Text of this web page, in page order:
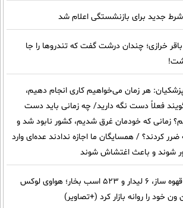
شرط جدید برای بازنشستگی اعلام شد
باقر خرازی؛ چندان درشت گفت که تندروها را جا
هر زمان می‌خواهیم کاری انجام دهیم،
فعلاً دست نگه دارید/ چه زمانی باید دست
زمانی که خودمان غرق شدیم، کشور نابود شد و
کردند؟ / همسایگان ما اجازه ندادند عده‌ای وارد
شوند و باعث اغتشاش شوند
قهوه ساز، 6 لیدار و 523 اسب بخار؛ هواوی لوکس
ون خود را روانه بازار کرد (+تصاویر)